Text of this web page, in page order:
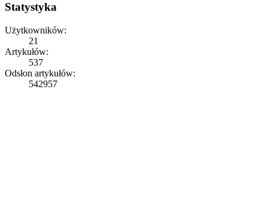
Statystyka
Użytkowników:
21
Artykułów:
537
Odsłon artykułów:
542957